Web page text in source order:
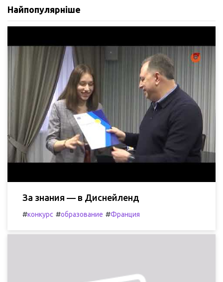
Найпопулярніше
За знания — в Диснейленд
#конкурс #образование #Франция